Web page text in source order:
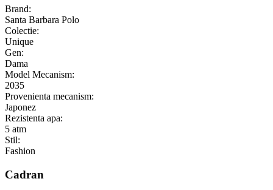
Brand:
Santa Barbara Polo
Colectie:
Unique
Gen:
Dama
Model Mecanism:
2035
Provenienta mecanism:
Japonez
Rezistenta apa:
5 atm
Stil:
Fashion
Cadran